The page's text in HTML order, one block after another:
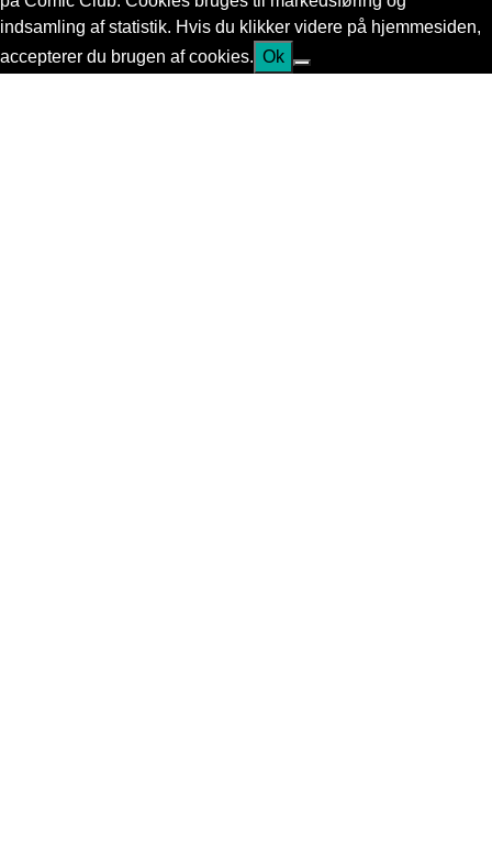
indsamling af statistik. Hvis du klikker videre på hjemmesiden,
accepterer du brugen af cookies. Ok